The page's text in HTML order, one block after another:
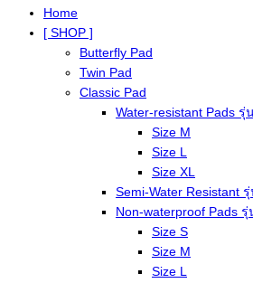
Home
[ SHOP ]
Butterfly Pad
Twin Pad
Classic Pad
Water-resistant Pads รุ่
Size M
Size L
Size XL
Semi-Water Resistant
Non-waterproof Pads
Size S
Size M
Size L